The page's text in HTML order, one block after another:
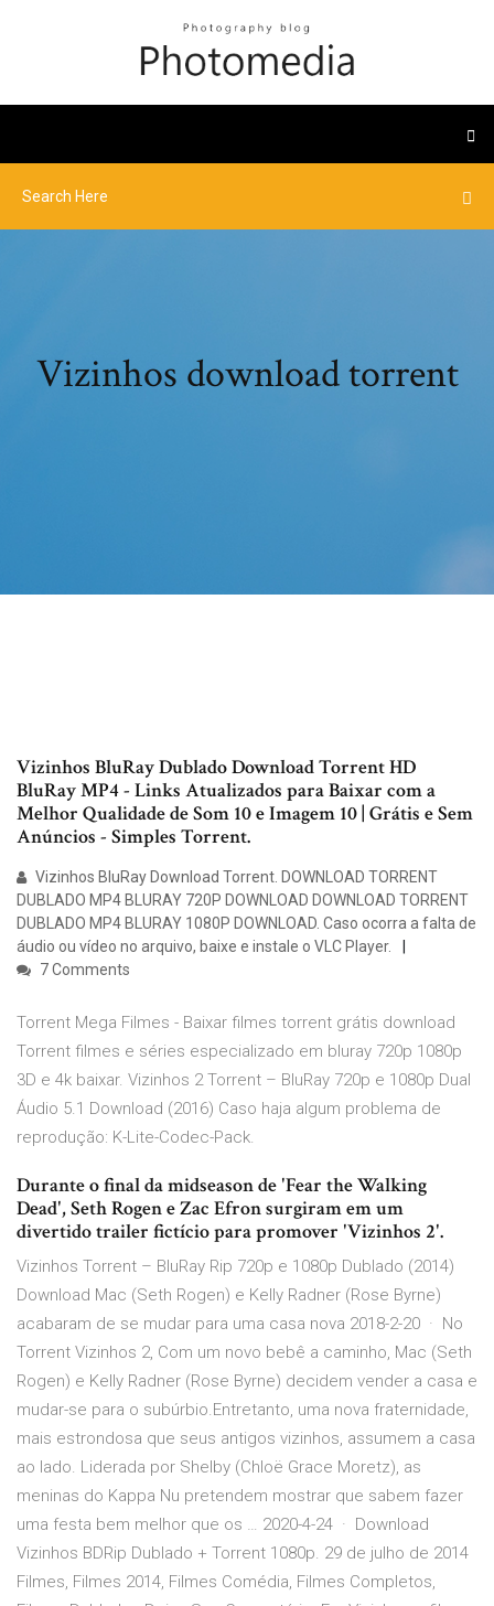
Vizinhos download torrent
Vizinhos BluRay Dublado Download Torrent HD
BluRay MP4 - Links Atualizados para Baixar com a
Melhor Qualidade de Som 10 e Imagem 10 | Grátis e Sem
Anúncios - Simples Torrent.
Vizinhos BluRay Download Torrent. DOWNLOAD TORRENT
DUBLADO MP4 BLURAY 720P DOWNLOAD DOWNLOAD TORRENT
DUBLADO MP4 BLURAY 1080P DOWNLOAD. Caso ocorra a falta de
áudio ou vídeo no arquivo, baixe e instale o VLC Player.
7 Comments
Torrent Mega Filmes - Baixar filmes torrent grátis download
Torrent filmes e séries especializado em bluray 720p 1080p
3D e 4k baixar. Vizinhos 2 Torrent – BluRay 720p e 1080p Dual
Áudio 5.1 Download (2016) Caso haja algum problema de
reprodução: K-Lite-Codec-Pack.
Durante o final da midseason de 'Fear the Walking
Dead', Seth Rogen e Zac Efron surgiram em um
divertido trailer fictício para promover 'Vizinhos 2'.
Vizinhos Torrent – BluRay Rip 720p e 1080p Dublado (2014)
Download Mac (Seth Rogen) e Kelly Radner (Rose Byrne)
acabaram de se mudar para uma casa nova 2018-2-20 · No
Torrent Vizinhos 2, Com um novo bebê a caminho, Mac (Seth
Rogen) e Kelly Radner (Rose Byrne) decidem vender a casa e
mudar-se para o subúrbio.Entretanto, uma nova fraternidade,
mais estrondosa que seus antigos vizinhos, assumem a casa
ao lado. Liderada por Shelby (Chloë Grace Moretz), as
meninas do Kappa Nu pretendem mostrar que sabem fazer
uma festa bem melhor que os … 2020-4-24 · Download
Vizinhos BDRip Dublado + Torrent 1080p. 29 de julho de 2014
Filmes, Filmes 2014, Filmes Comédia, Filmes Completos,